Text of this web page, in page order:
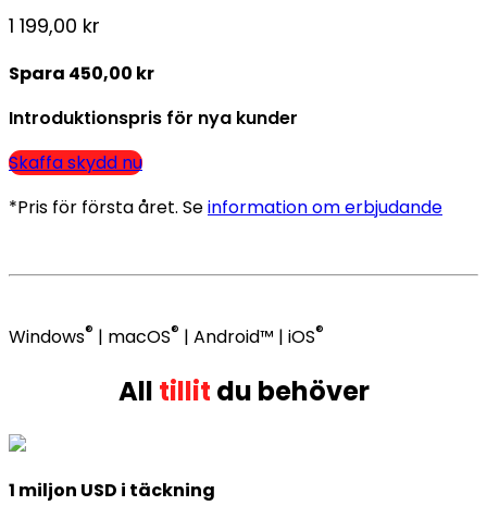
1 199,00 kr
Spara 450,00 kr
Introduktionspris för nya kunder
Skaffa skydd nu
*Pris för första året. Seinformation om erbjudande
Windows® | macOS® | Android™ | iOS®
All tillit du behöver
1 miljon USD i täckning